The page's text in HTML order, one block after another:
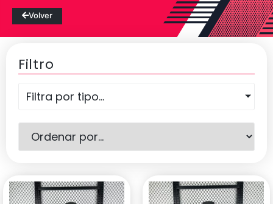
Volver
Filtro
Filtra por tipo...